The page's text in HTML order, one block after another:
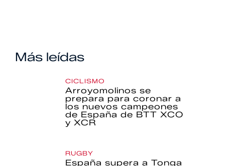
Más leídas
CICLISMO
Arroyomolinos se
prepara para coronar a
los nuevos campeones
de España de BTT XCO
y XCR
RUGBY
España supera a Tonga